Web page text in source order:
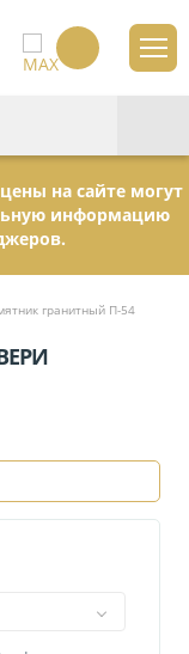
на сайте могут
информацию
гранитный П-54